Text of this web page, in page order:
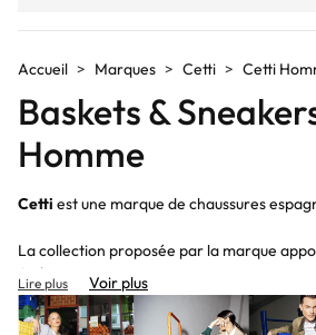
Accueil Marques Cetti Cetti
Baskets &
Homme
Cetti est une marque de chaussures
La collection proposée par la marque
fraîcheur dans le monde de la chaussure !
Les chaussuresCetti
sont à la fois
Lire plus Voir plus